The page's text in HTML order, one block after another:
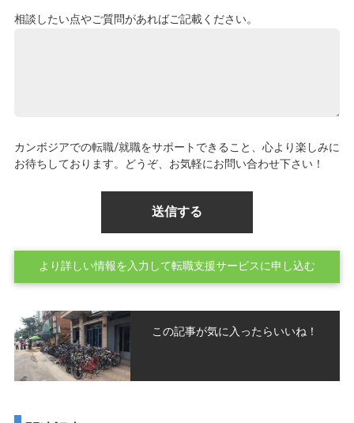
相談したい点やご質問があればご記載ください。
カンボジアでの転職/就職をサポートできること、心より楽しみに
お待ちしております。どうぞ、お気軽にお問い合わせ下さい！
より詳しい情報を入力して転職支援サービスに申し込む
この記事が気に入ったらいいね！